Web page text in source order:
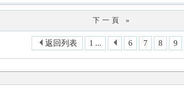
下一頁 »
1 ... 6 7 8 9
返回列表